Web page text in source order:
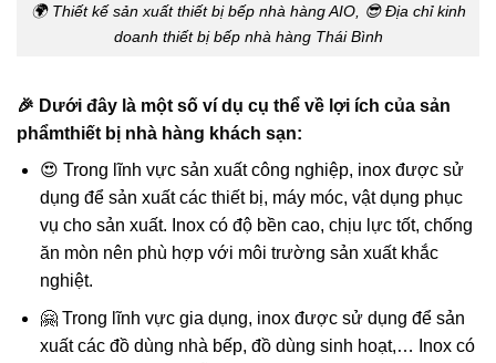
🌍 Thiết kế sản xuất thiết bị bếp nhà hàng AIO, 😎 Địa chỉ kinh
doanh thiết bị bếp nhà hàng Thái Bình
🎉 Dưới đây là một số ví dụ cụ thể về lợi ích của sản
phẩmthiết bị nhà hàng khách sạn:
😍 Trong lĩnh vực sản xuất công nghiệp, inox được sử
dụng để sản xuất các thiết bị, máy móc, vật dụng phục
vụ cho sản xuất. Inox có độ bền cao, chịu lực tốt, chống
ăn mòn nên phù hợp với môi trường sản xuất khắc
nghiệt.
🤗 Trong lĩnh vực gia dụng, inox được sử dụng để sản
xuất các đồ dùng nhà bếp, đồ dùng sinh hoạt,… Inox có